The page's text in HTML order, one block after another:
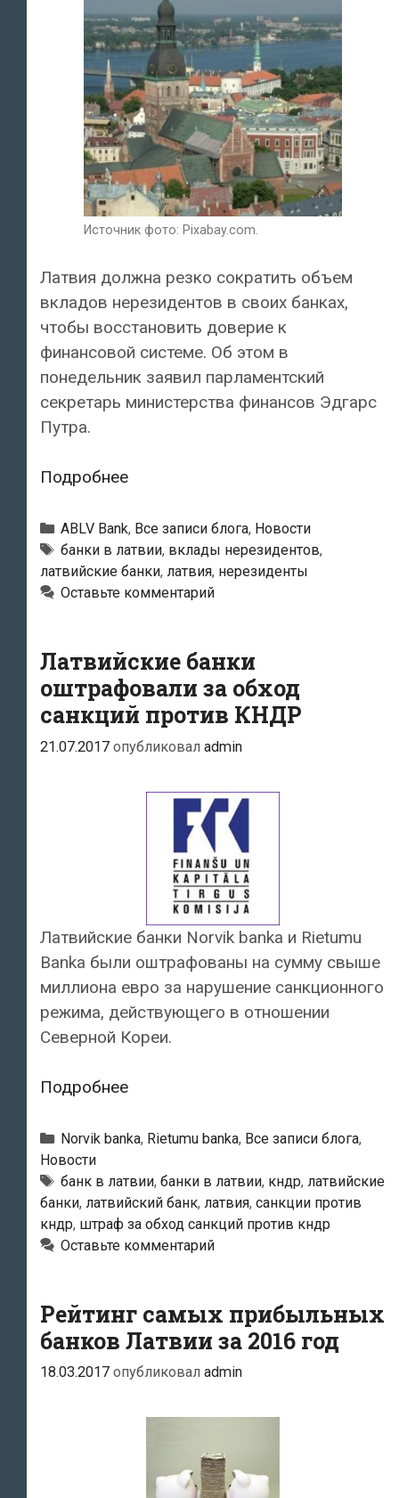
Источник фото: Pixabay.com.
Латвия должна резко сократить объем
вкладов нерезидентов в своих банках,
чтобы восстановить доверие к
финансовой системе. Об этом в
понедельник заявил парламентский
секретарь министерства финансов Эдгарс
Путра.
ПодробнееМинистерство
Латвии
предлагает
вдвое
сократить
вкладов
нерезидентов
в
банках
страны
Рубрики
ABLV Bank, Все записи блога, Новости
Тэги
банки в латвии, вклады нерезидентов,
латвийские банки, латвия, нерезиденты
Оставьте комментарий
Латвийские банки
оштрафовали за обход
санкций против КНДР
21.07.2017 опубликовал admin
Латвийские банки Norvik banka и Rietumu
Banka были оштрафованы на сумму свыше
миллиона евро за нарушение санкционного
режима, действующего в отношении
Северной Кореи.
ПодробнееЛатвийские
оштрафовали
обход
санкций
против
Рубрики
Norvik banka, Rietumu banka, Все записи блога,
Новости
Тэги
банк в латвии, банки в латвии, кндр, латвийские
банки, латвийский банк, латвия, санкции против
кндр, штраф за обход санкций против кндр
Оставьте комментарий
Рейтинг самых прибыльных
банков Латвии за 2016 год
18.03.2017 опубликовал admin